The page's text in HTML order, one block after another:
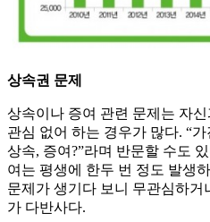
상속권 문제
상속이나 증여 관련 문제는 자
관심 없어 하는 경우가 많다. “
상속, 증여?”라며 반문할 수도
여는 평생에 한두 번 정도 발생
문제가 생기다 보니 무관심하
가 다반사다.